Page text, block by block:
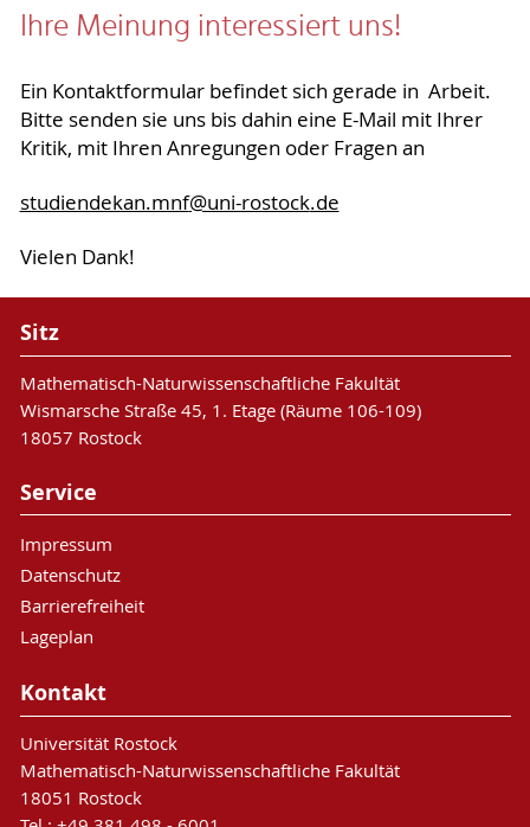
Ihre Meinung interessiert uns!
Ein Kontaktformular befindet sich gerade in Arbeit.
Bitte senden sie uns bis dahin eine E-Mail mit Ihrer
Kritik, mit Ihren Anregungen oder Fragen an
studiendekan.mnf@uni-rostock.de
Vielen Dank!
Sitz
Mathematisch-Naturwissenschaftliche Fakultät
Wismarsche Straße 45, 1. Etage (Räume 106-109)
18057 Rostock
Service
Impressum
Datenschutz
Barrierefreiheit
Lageplan
Kontakt
Universität Rostock
Mathematisch-Naturwissenschaftliche Fakultät
18051 Rostock